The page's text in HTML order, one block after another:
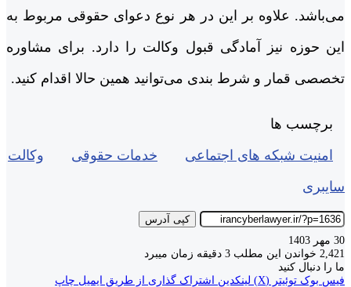
می‌باشد. علاوه بر این در هر نوع دعوای حقوقی مربوط به
این حوزه نیز آمادگی قبول وکالت را دارد. برای مشاوره
تخصصی قمار و شرط بندی می‌توانید همین حالا اقدام کنید.
برچسب ها
امنیت شبکه های اجتماعی
خدمات حقوقی
وکالت
سایبری
کپی آدرس
30 مهر 1403
2,421 خواندن این مطلب 3 دقیقه زمان میبرد
ما را دنبال کنید
فیس بوک توئیتر (X) لینکدین اشتراک گذاری از طریق ایمیل چاپ